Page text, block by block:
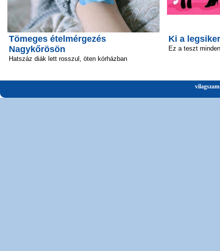
Tömeges ételmérgezés
Nagykőrösön
Hatszáz diák lett rosszul, öten kórházban
Ki a
Ez a teszt